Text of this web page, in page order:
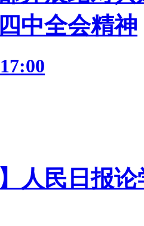
中全会精神
】人民日报